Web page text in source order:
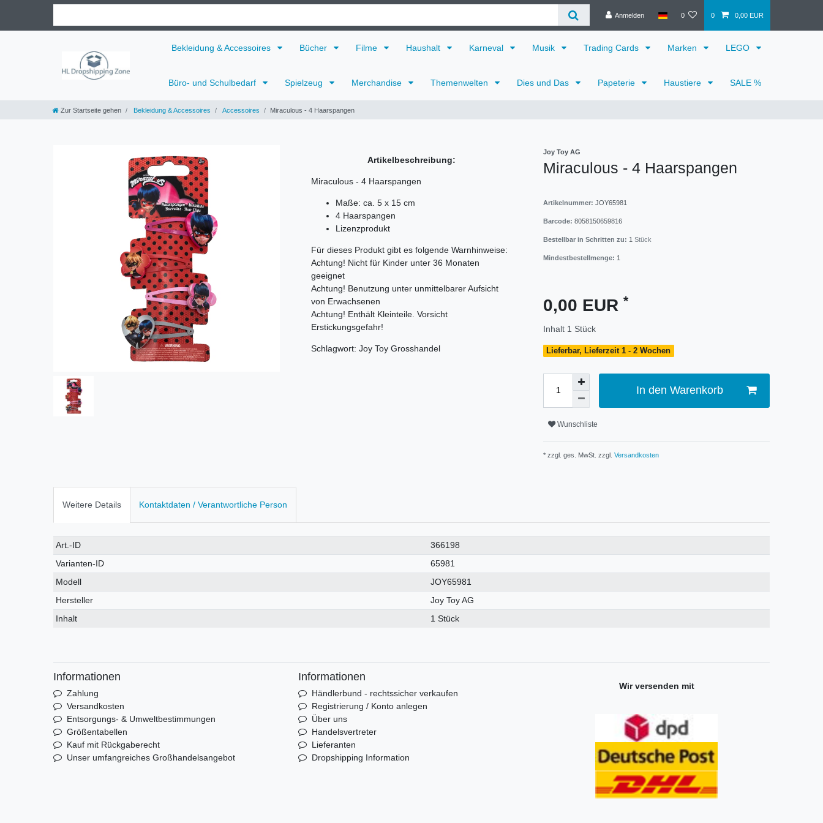
Anmelden 0 0 0,00 EUR
Bekleidung & Accessoires Bücher Filme Haushalt Karneval Musik Trading Cards Marken LEGO
Büro- und Schulbedarf Spielzeug Merchandise Themenwelten Dies und Das Papeterie Haustiere SALE %
Zur Startseite gehen Bekleidung & Accessoires Accessoires Miraculous - 4 Haarspangen
Artikelbeschreibung:
Miraculous - 4 Haarspangen
Maße: ca. 5 x 15 cm
4 Haarspangen
Lizenzprodukt
Für dieses Produkt gibt es folgende Warnhinweise:
Achtung! Nicht für Kinder unter 36 Monaten
geeignet
Achtung! Benutzung unter unmittelbarer Aufsicht
von Erwachsenen
Achtung! Enthält Kleinteile. Vorsicht
Erstickungsgefahr!
Schlagwort: Joy Toy Grosshandel
Joy Toy AG
Miraculous - 4 Haarspangen
Artikelnummer: JOY65981
Barcode: 8058150659816
Bestellbar in Schritten zu: 1 Stück
Mindestbestellmenge: 1
0,00 EUR *
Inhalt 1 Stück
Lieferbar, Lieferzeit 1 - 2 Wochen
In den Warenkorb
Wunschliste
* zzgl. ges. MwSt. zzgl. Versandkosten
Weitere Details Kontaktdaten / Verantwortliche Person
Technisches
Merkmal
Wert
Art.-ID
366198
Varianten-ID
65981
Modell
JOY65981
Hersteller
Joy Toy AG
Inhalt
1 Stück
Informationen
Zahlung
Versandkosten
Entsorgungs- & Umweltbestimmungen
Größentabellen
Kauf mit Rückgaberecht
Unser umfangreiches Großhandelsangebot
Informationen
Händlerbund - rechtssicher verkaufen
Registrierung / Konto anlegen
Über uns
Handelsvertreter
Lieferanten
Dropshipping Information
Wir versenden mit